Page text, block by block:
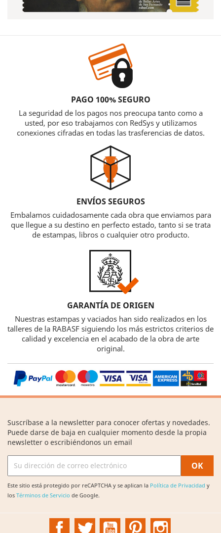
PAGO 100% SEGURO
La seguridad de los pagos nos preocupa tanto como a
usted, por eso trabajamos con RedSys y utilizamos
conexiones cifradas en todas las trasferencias de datos.
ENVÍOS SEGUROS
Embalamos cuidadosamente cada obra que enviamos para
que llegue a su destino en perfecto estado, tanto si se trata
de estampas, libros o cualquier otro producto.
GARANTÍA DE ORIGEN
Nuestras estampas y vaciados han sido realizados en los
talleres de la RABASF siguiendo los más estrictos criterios de
calidad y excelencia en el acabado de la obra de arte
original.
Suscríbase a la newsletter para conocer ofertas y novedades.
Puede darse de baja en cualquier momento desde la propia
newsletter o escribiéndonos un email
Este sitio está protegido por reCAPTCHA y se aplican la Política de Privacidad y
los Términos de Servicio de Google.
FacebookTwitter YouTubePinterest